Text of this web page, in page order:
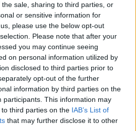
sale, sharing to third parties, or
or sensitive information for
please use the below opt-out
Please note that after your
you may continue seeing
on personal information utilized by
disclosed to third parties prior to
opt-out of the further
information by third parties on the
participants. This information may
third parties on the IAB’s List of
that may further disclose it to other